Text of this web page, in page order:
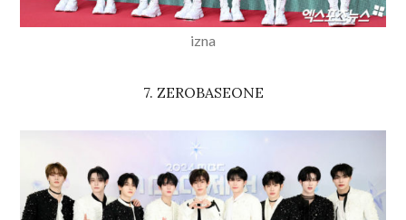
izna
7. ZEROBASEONE